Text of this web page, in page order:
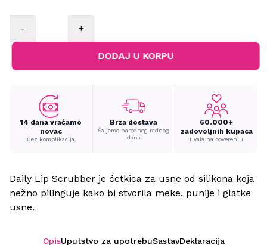
- +
DODAJ U KORPU
14 dana vraćamo
novac
Bez komplikacija
Brza dostava
Šaljemo narednog radnog
dana
60.000+
zadovoljnih kupaca
Hvala na poverenju
Daily Lip Scrubber je četkica za usne od silikona koja
nežno pilinguje kako bi stvorila meke, punije i glatke
usne.
OpisUputstvo za upotrebuSastavDeklaracija